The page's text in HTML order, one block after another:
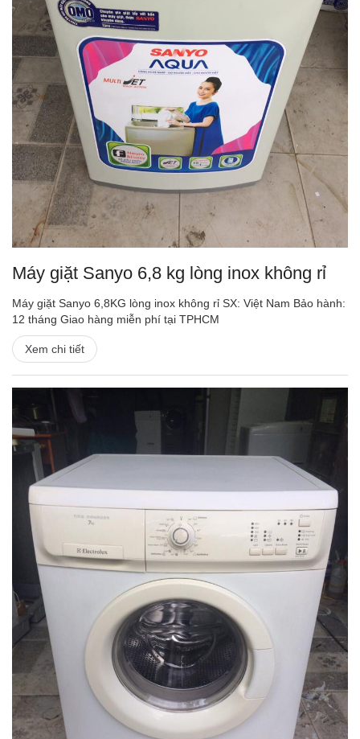
Máy giặt Sanyo 6,8 kg lòng inox không rỉ
Máy giặt Sanyo 6,8KG lòng inox không rỉ SX: Việt Nam Bảo hành:
12 tháng Giao hàng miễn phí tại TPHCM
Xem chi tiết